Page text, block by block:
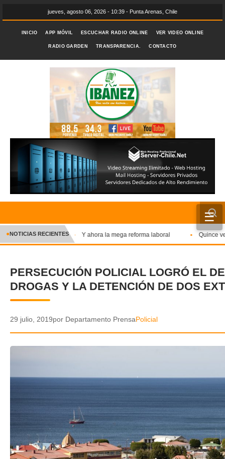
jueves, agosto 06, 2026 - 10:39 - Punta Arenas, Chile
INICIO APP MÓVIL ESCUCHAR RADIO ONLINE VER VIDEO ONLINE
RADIO GARDEN TRANSPARENCIA. CONTACTO
☰
INICIO
CRÓNICA
DEPORTES
POLICIAL
GALERIA DE FOTOS
APP MÓVIL
✕
●NOTICIAS RECIENTES Y ahora la mega reforma laboral Quince
PERSECUCIÓN POLICIAL LOGRÓ EL
DROGAS Y LA DETENCIÓN DE DOS
29 julio, 2019por Departamento PrensaPolicial